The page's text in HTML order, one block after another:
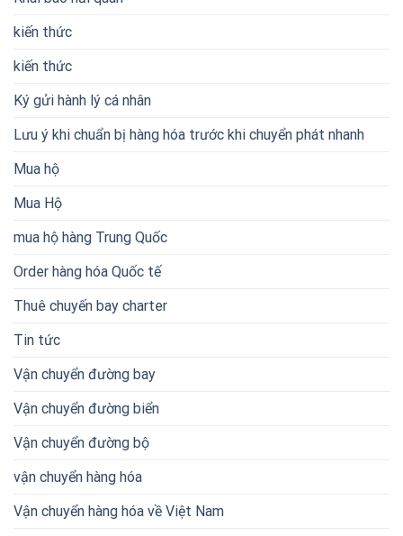
kiến thức
kiến thức
Ký gửi hành lý cá nhân
Lưu ý khi chuẩn bị hàng hóa trước khi chuyển phát nhanh
Mua hộ
Mua Hộ
mua hộ hàng Trung Quốc
Order hàng hóa Quốc tế
Thuê chuyến bay charter
Tin tức
Vận chuyển đường bay
Vận chuyển đường biển
Vận chuyển đường bộ
vận chuyển hàng hóa
Vận chuyển hàng hóa về Việt Nam